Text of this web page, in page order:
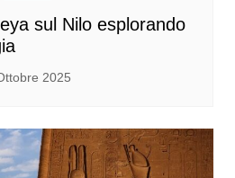
sul Nilo esplorando
2025